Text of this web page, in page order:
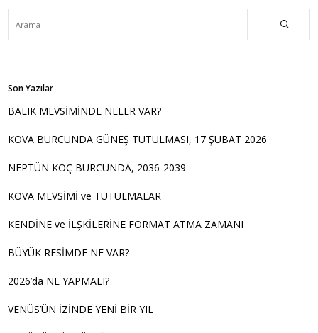
Son Yazılar
BALIK MEVSİMİNDE NELER VAR?
KOVA BURCUNDA GÜNEŞ TUTULMASI, 17 ŞUBAT 2026
NEPTÜN KOÇ BURCUNDA, 2036-2039
KOVA MEVSİMİ ve TUTULMALAR
KENDİNE ve İLŞKİLERİNE FORMAT ATMA ZAMANI
BÜYÜK RESİMDE NE VAR?
2026’da NE YAPMALI?
VENÜS’ÜN İZİNDE YENİ BİR YIL